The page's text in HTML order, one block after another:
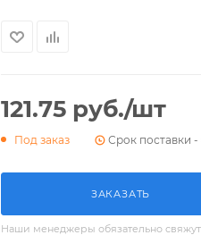
121.75 руб./шт
Под заказ Срок поставки -
ЗАКАЗАТЬ
Наши менеджеры обязательно